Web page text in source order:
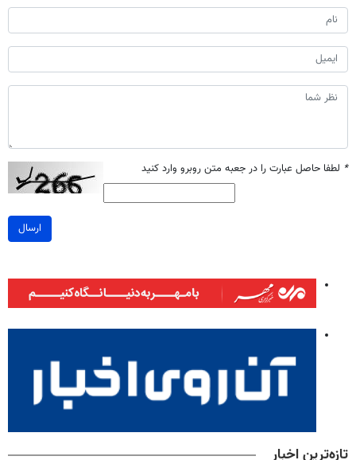
* لطفا حاصل عبارت را در جعبه متن روبرو وارد کنید
ارسال
تازه‌ترین اخبار